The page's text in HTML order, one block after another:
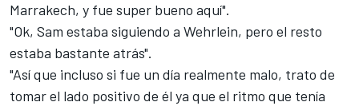
Marrakech, y fue super bueno aquí".
"Ok, Sam estaba siguiendo a Wehrlein, pero el resto
estaba bastante atrás".
"Así que incluso si fue un día realmente malo, trato de
tomar el lado positivo de él ya que el ritmo que tenía